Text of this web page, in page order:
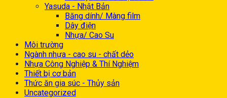
Yasuda - Nhật Bản
Băng dính/ Màng film
Dây điện
Nhựa/ Cao Su
Môi trường
Ngành nhựa - cao su - chất dẻo
Nhựa Công Nghiệp & Thí Nghiệm
Thiết bị cơ bản
Thức ăn gia súc - Thủy sản
Uncategorized